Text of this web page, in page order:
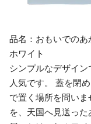
品名：おもいでの
ホワイト
シンプルなデザイ
人気です。 蓋を閉
で置く場所を問い
を、天国へ見送っ